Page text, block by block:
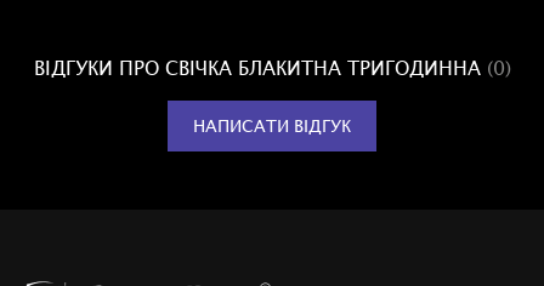
ВІДГУКИ ПРО СВІЧКА БЛАКИТНА ТРИГОДИННА (0)
НАПИСАТИ ВІДГУК